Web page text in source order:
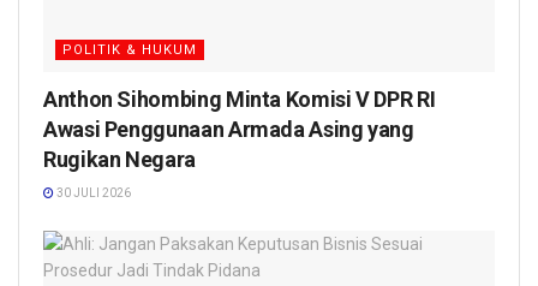
POLITIK & HUKUM
Anthon Sihombing Minta Komisi V DPR RI
Awasi Penggunaan Armada Asing yang
Rugikan Negara
30 JULI 2026